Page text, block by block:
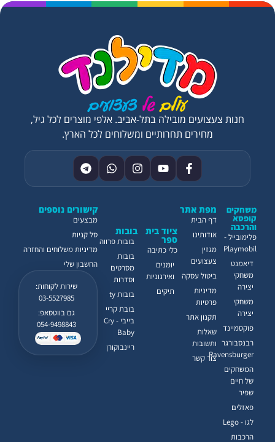
קישורים נוספים
מבצעים
סל קניות
מדיניות משלוחים והחזרה
החשבון שלי
שירות לקוחות:
03-5527985
גם בווטסאפ:
054-9498843
ציוד בית
ספר
כלי כתיבה
יומנים
ואירגוניות
תיקים
בובות
בובות פרווה
בובות
מסרטים
וסדרות
בובות ty
בובת קריי
בייבי - Cry
Baby
ריינבוקורן
משחקים
קופסא
והרכבה
פלימובייל -
Playmobil
דיאמנט
משחקי
יצירה
משחקי
יצירה
פוקסמיינד
רבנסבורגר
Ravensburger
המשחקים
של חיים
שפיר
פאזלים
לגו - Lego
הרכבות
מפת אתר
דף הבית
אודותינו
מגזין
צעצועים
ביטול עסקה
מדיניות
פרטיות
תקנון אתר
שאלות
ותשובות
צור קשר
חנות צעצועים מובילה בתל-אביב. אלפי מוצרים לכל גיל,
מחירים תחרותיים ומשלוחים לכל הארץ.